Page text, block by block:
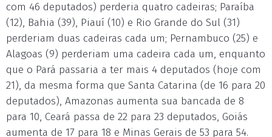
com 46 deputados) perderia quatro cadeiras; Paraíba
(12), Bahia (39), Piauí (10) e Rio Grande do Sul (31)
perderiam duas cadeiras cada um; Pernambuco (25) e
Alagoas (9) perderiam uma cadeira cada um, enquanto
que o Pará passaria a ter mais 4 deputados (hoje com
21), da mesma forma que Santa Catarina (de 16 para 20
deputados), Amazonas aumenta sua bancada de 8
para 10, Ceará passa de 22 para 23 deputados, Goiás
aumenta de 17 para 18 e Minas Gerais de 53 para 54.